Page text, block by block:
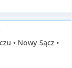
• Nowy Sącz •